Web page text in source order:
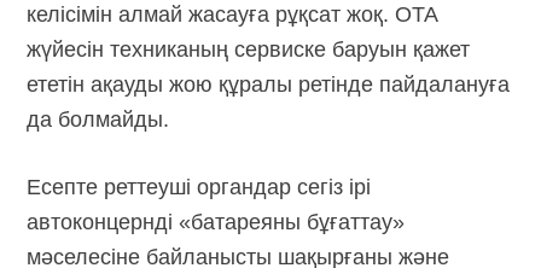
келісімін алмай жасауға рұқсат жоқ. OTA
жүйесін техниканың сервиске баруын қажет
ететін ақауды жою құралы ретінде пайдалануға
да болмайды.
Есепте реттеуші органдар сегіз ірі
автоконцернді «батареяны бұғаттау»
мәселесіне байланысты шақырғаны және